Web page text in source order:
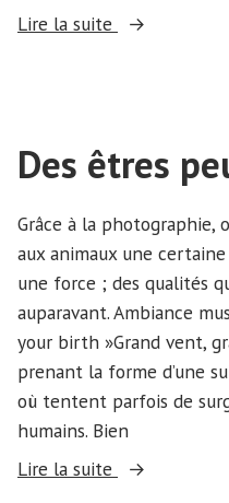
Lire la suite
« L’Envers »
Des êtres
Grâce à la
aux animaux une
une force ; des qualités
auparavant. Ambiance
your birth »Grand vent,
prenant la forme d’une
où tentent parfois de
humains. Bien
Lire la suite
« Des